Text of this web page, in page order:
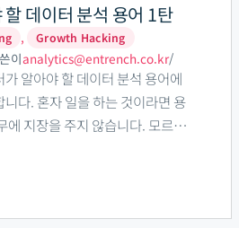
데이터 분석 용어 1탄
이analytics@entrench.co.kr/
, Growth Hacking
알아야 할 데이터 분석 용어에
다. 혼자 일을 하는 것이라면 용
에 지장을 주지 않습니다. 모르면
만 우리는 혼자하는 일보다 같